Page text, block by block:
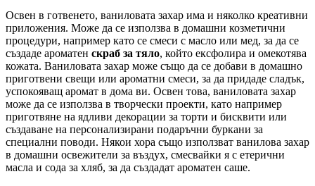
Освен в готвенето, ваниловата захар има и няколко креативни
приложения. Може да се използва в домашни козметични
процедури, например като се смеси с масло или мед, за да се
създаде ароматен скраб за тяло, който ексфолира и омекотява
кожата. Ваниловата захар може също да се добави в домашно
приготвени свещи или ароматни смеси, за да придаде сладък,
успокояващ аромат в дома ви. Освен това, ваниловата захар
може да се използва в творчески проекти, като например
приготвяне на ядливи декорации за торти и бисквити или
създаване на персонализирани подаръчни буркани за
специални поводи. Някои хора също използват ванилова захар
в домашни освежители за въздух, смесвайки я с етерични
масла и сода за хляб, за да създадат ароматен саше.